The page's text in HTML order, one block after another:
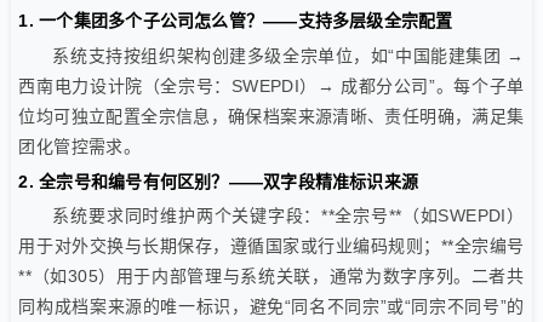
1. 一个集团多个子公司怎么管？——支持多层级全宗配置
系统支持按组织架构创建多级全宗单位，如“中国能建集团 →
西南电力设计院（全宗号：SWEPDI）→ 成都分公司”。每个子单
位均可独立配置全宗信息，确保档案来源清晰、责任明确，满足集
团化管控需求。
2. 全宗号和编号有何区别？——双字段精准标识来源
系统要求同时维护两个关键字段：**全宗号**（如SWEPDI）
用于对外交换与长期保存，遵循国家或行业编码规则；**全宗编号
**（如305）用于内部管理与系统关联，通常为数字序列。二者共
同构成档案来源的唯一标识，避免“同名不同宗”或“同宗不同号”的